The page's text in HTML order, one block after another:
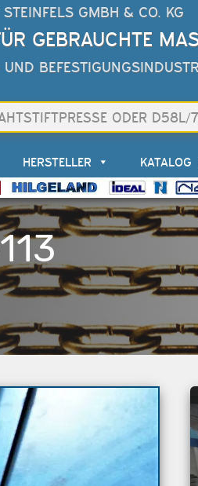
STEINFELS GMBH & CO. KG
GEBRAUCHTE
HERSTELLER KATALOG